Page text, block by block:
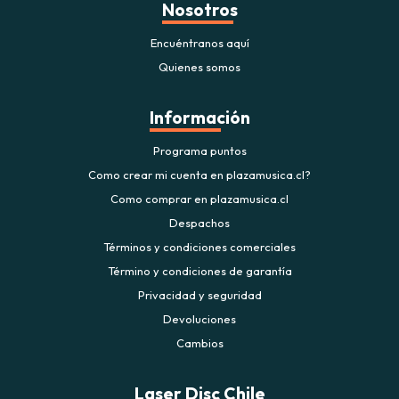
Nosotros
Encuéntranos aquí
Quienes somos
Información
Programa puntos
Como crear mi cuenta en plazamusica.cl?
Como comprar en plazamusica.cl
Despachos
Términos y condiciones comerciales
Término y condiciones de garantía
Privacidad y seguridad
Devoluciones
Cambios
Laser Disc Chile